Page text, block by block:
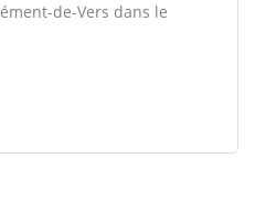
de-Vers dans le